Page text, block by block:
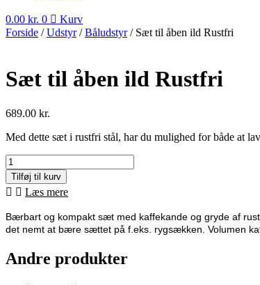
0.00 kr. 0
Kurv
Forside /Udstyr/Båludstyr/ Sæt til åben ild Rustfri
Sæt til åben ild Rustfri
689.00 kr.
Med dette sæt i rustfri stål, har du mulighed for både at
Sæt
til
åben
ild
antal
Tilføj til kurv
Læs mere
Bærbart og kompakt sæt med kaffekande og gryde af
det nemt at bære sættet på f.eks. rygsækken. Volumen
Andre produkter